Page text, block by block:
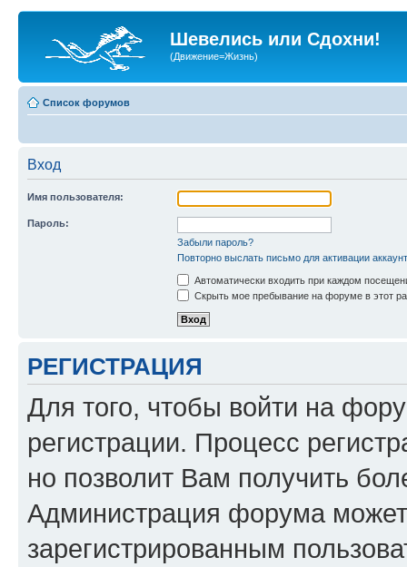
Шевелись или Сдохни!
(Движение=Жизнь)
Список форумов
Вход
Имя пользователя:
Пароль:
Забыли пароль?
Повторно выслать письмо для активации
Автоматически входить при каждом
Скрыть мое пребывание на форуме в этот
РЕГИСТРАЦИЯ
Для того, чтобы войти на
регистрации. Процесс
но позволит Вам получить
Администрация форума может
зарегистрированным